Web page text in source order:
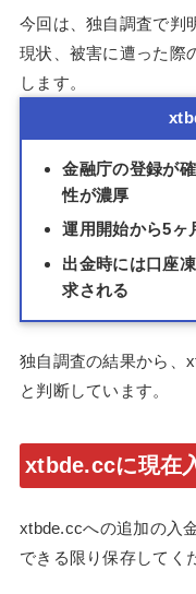
今回は、独自調査で判
現状、被害に遭った際
します。
金融庁の登録が
性が濃厚
運用開始から5ヶ
出金時には口座
求される
独自調査の結果から、
と判断しています。
xtbde.ccに現在
xtbde.ccへの追加の入
できる限り保存してく